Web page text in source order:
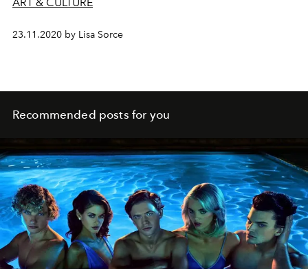
23.11.2020 by Lisa Sorce
Recommended posts for you